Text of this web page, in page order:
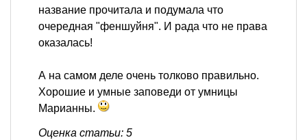
название прочитала и подумала что
очередная "феншуйня". И рада что не права
оказалась!
А на самом деле очень толково правильно.
Хорошие и умные заповеди от умницы
Марианны.
Оценка статьи: 5